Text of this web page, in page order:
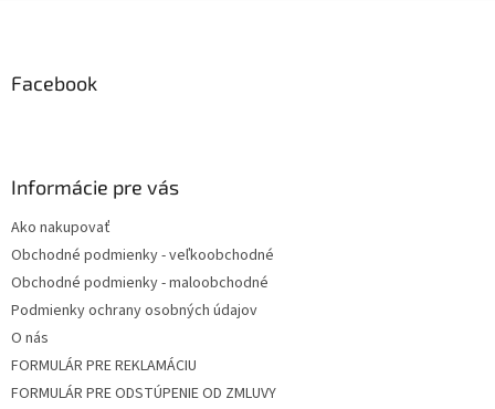
Facebook
Informácie pre vás
Ako nakupovať
Obchodné podmienky - veľkoobchodné
Obchodné podmienky - maloobchodné
Podmienky ochrany osobných údajov
O nás
FORMULÁR PRE REKLAMÁCIU
FORMULÁR PRE ODSTÚPENIE OD ZMLUVY